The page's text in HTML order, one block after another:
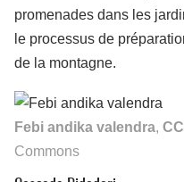
promenades dans les
le processus de
de la montagne.
Febi andika valendra,
Commons